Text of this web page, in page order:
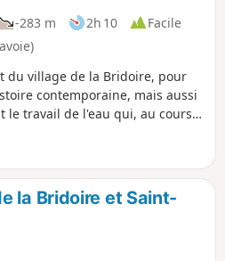
-283 m 2h 10
Facile
du village de la Bridoire, pour
contemporaine, mais aussi
le travail de l'eau qui, au cours
Grenand.Différents
du parcours, dont une série
les enfants.
la Bridoire et Saint-